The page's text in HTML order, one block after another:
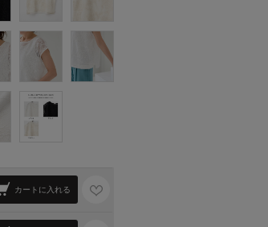
カートに入れる